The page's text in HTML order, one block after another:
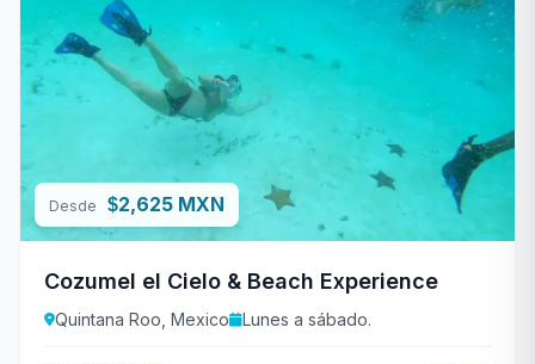
Desde $2,625 MXN
Cozumel el Cielo & Beach Experience
Quintana Roo, Mexico Lunes a sábado.